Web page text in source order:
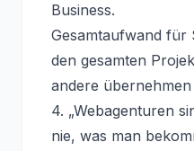
Business.
Gesamtaufwand für
den gesamten
andere übernehmen
4. „Webagenturen
nie, was man